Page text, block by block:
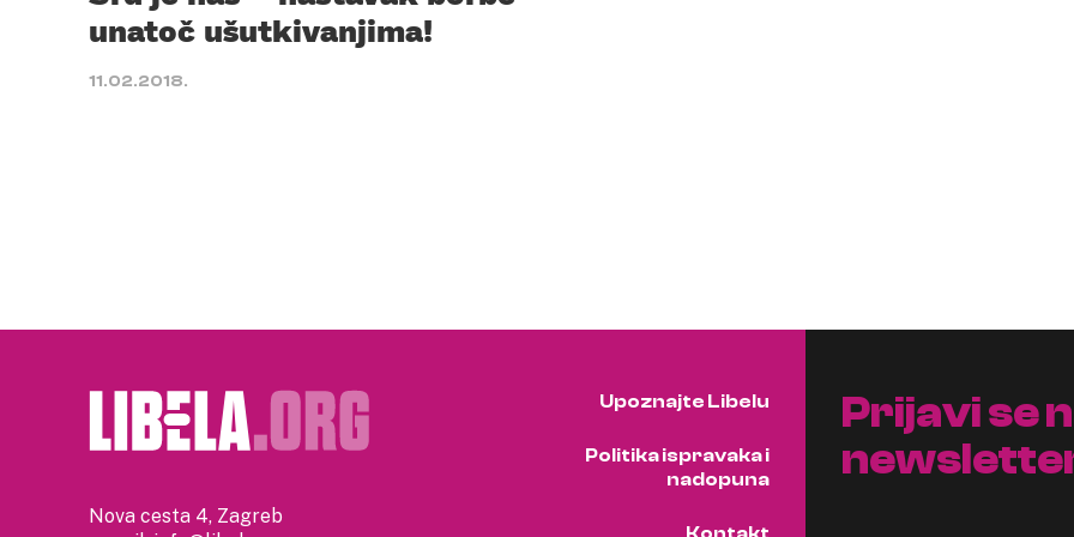
unatoč ušutkivanjima!
11.02.2018.
Nova cesta 4, Zagreb
Upoznajte Libelu
Politika ispravaka i
nadopuna
Prijavi se